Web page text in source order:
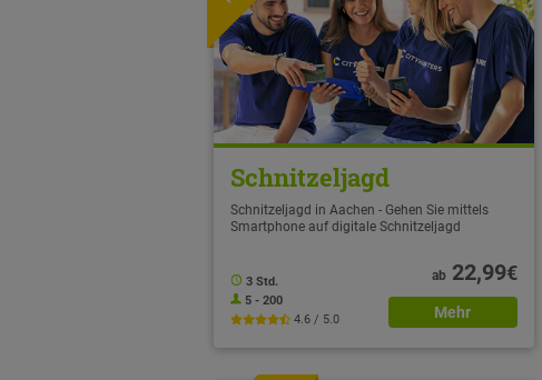
Schnitzeljagd
Schnitzeljagd in Aachen - Gehen Sie mittels
Smartphone auf digitale Schnitzeljagd
3 Std.
5 - 200
4.6 / 5.0
ab22,99€
Mehr